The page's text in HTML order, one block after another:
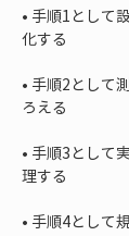
• 手順1として
• 手順2として
• 手順3として
• 手順4として